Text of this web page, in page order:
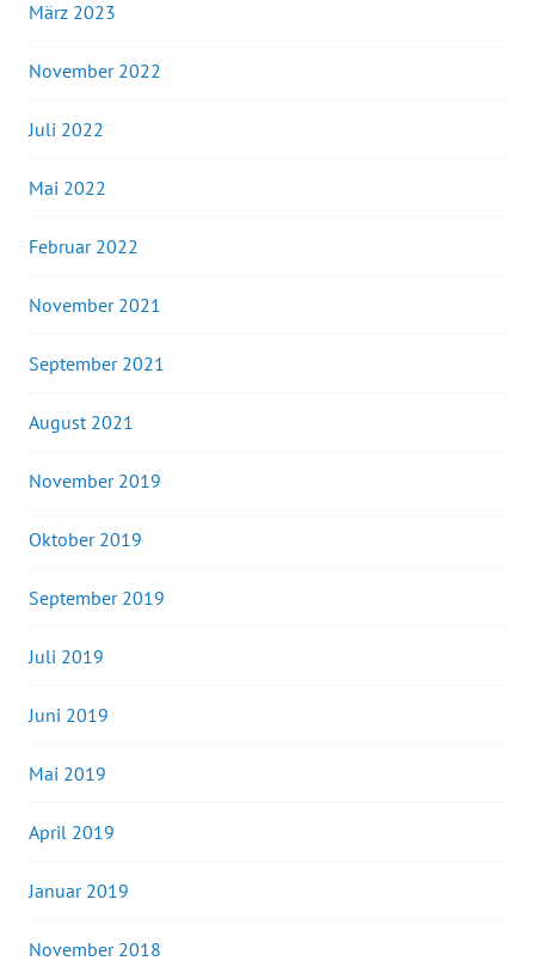
März 2023
November 2022
Juli 2022
Mai 2022
Februar 2022
November 2021
September 2021
August 2021
November 2019
Oktober 2019
September 2019
Juli 2019
Juni 2019
Mai 2019
April 2019
Januar 2019
November 2018